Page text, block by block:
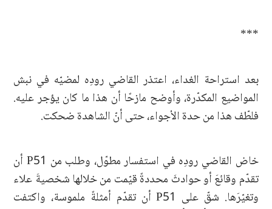
***
بعد استراحة الغداء، اعتذر القاضي رودِه لمضيّه في نبش
المواضيع المكدّرة، وأوضح مازحًا أن هذا ما كان يؤجر عليه.
فلطّف هذا من حدة الأجواء، حتى أنّ الشاهدة ضحكت.
خاض القاضي رودِه في استفسار مطوّل، وطلب من P51 أن
تقدّم وقائعَ أو حوادثَ محددةً قيّمت من خلالها شخصيةَ علاء
وتغيّرَها. شقّ على P51 أن تقدّم أمثلةً ملموسة، واكتفت